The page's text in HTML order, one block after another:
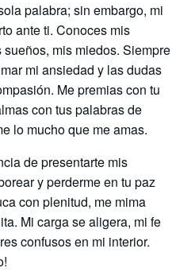
palabra; sin embargo, mi
ante ti. Conoces mis
mis miedos. Siempre
mi ansiedad y las dudas
Me premias con tu
con tus palabras de
lo mucho que me amas.
de presentarte mis
y perderme en tu paz
con plenitud, me mima
Mi carga se aligera, mi fe
confusos en mi interior.